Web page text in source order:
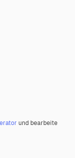
und bearbeite